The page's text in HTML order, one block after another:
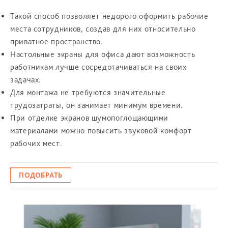
Такой способ позволяет недорого оформить рабочие
места сотрудников, создав для них относительно
приватное пространство.
Настольные экраны для офиса дают возможность
работникам лучше сосредотачиваться на своих
задачах.
Для монтажа не требуются значительные
трудозатраты, он занимает минимум времени.
При отделке экранов шумопоглощающими
материалами можно повысить звуковой комфорт
рабочих мест.